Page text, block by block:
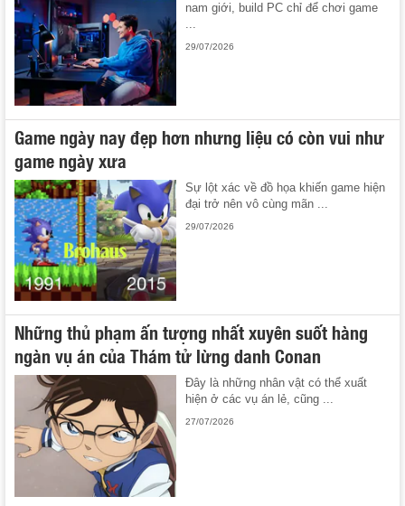
nam giới, build PC chỉ để chơi game
...
29/07/2026
Game ngày nay đẹp hơn nhưng liệu có còn vui như
game ngày xưa
Sự lột xác về đồ họa khiến game hiện
đại trở nên vô cùng mãn ...
29/07/2026
Những thủ phạm ấn tượng nhất xuyên suốt hàng
ngàn vụ án của Thám tử lừng danh Conan
Đây là những nhân vật có thể xuất
hiện ở các vụ án lẻ, cũng ...
27/07/2026